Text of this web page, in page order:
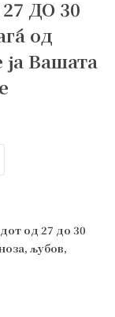
ДО 30
од
ја Вашата
од 27 до 30
љубов,